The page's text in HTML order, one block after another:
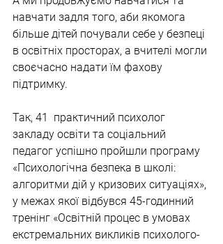
навчати задля того, аби якомога
більше дітей почували себе у безпеці
в освітніх просторах, а вчителі могли
своєчасно надати їм фахову
підтримку.
Так, 41  практичний психолог
закладу освіти та соціальний
педагог успішно пройшли програму
«Психологічна безпека в школі:
алгоритми дій у кризових ситуаціях»,
у межах якої відбувся 45-годинний
тренінг «Освітній процес в умовах
екстремальних викликів психолого-